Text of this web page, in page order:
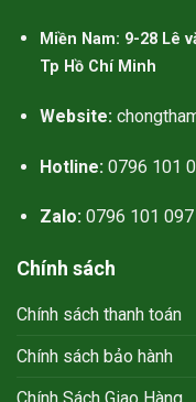
貝麗不適合我。
Miền Nam: 9-28 Lê
Tp Hồ Chí Minh
Website:
Hotline: 0796 101
Zalo:0796 101 097
Chính sách
Chính sách thanh toán
Chính sách bảo hành